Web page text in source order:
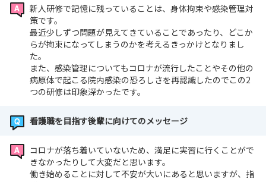
新人研修で記憶に残っていることは、身体拘束や感染管理対
策です。
最近少しずつ問題が見えてきていることであったり、どこか
らが拘束になってしまうのかを考えるきっかけとなりまし
た。
また、感染管理についてもコロナが流行したことやその他の
病原体で起こる院内感染の恐ろしさを再認識したのでこの2
つの研修は印象深かったです。
看護職を目指す後輩に向けてのメッセージ
コロナが落ち着いていないため、満足に実習に行くことがで
きなかったりして大変だと思います。
働き始めることに対して不安が大いにあると思いますが、指